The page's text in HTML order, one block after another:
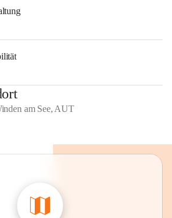
am See, AUT